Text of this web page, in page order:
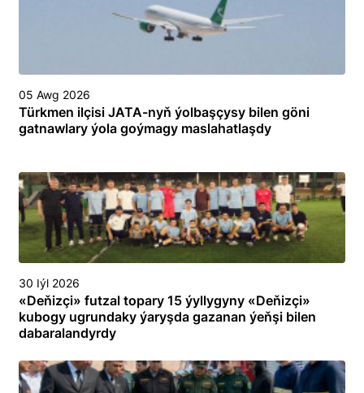
05 Awg 2026
Türkmen ilçisi JATA-nyň ýolbaşçysy bilen göni
gatnawlary ýola goýmagy maslahatlaşdy
30 Iýl 2026
«Deňizçi» futzal topary 15 ýyllygyny «Deňizçi»
kubogy ugrundaky ýaryşda gazanan ýeňşi bilen
dabaralandyrdy